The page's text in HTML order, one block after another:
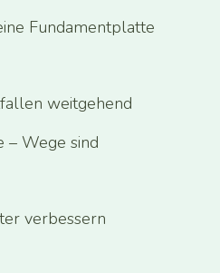
Fundamentplatte
weitgehend
– Wege sind
verbessern